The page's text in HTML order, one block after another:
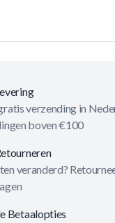
verzending in
boven €100
veranderd?
Betaalopties